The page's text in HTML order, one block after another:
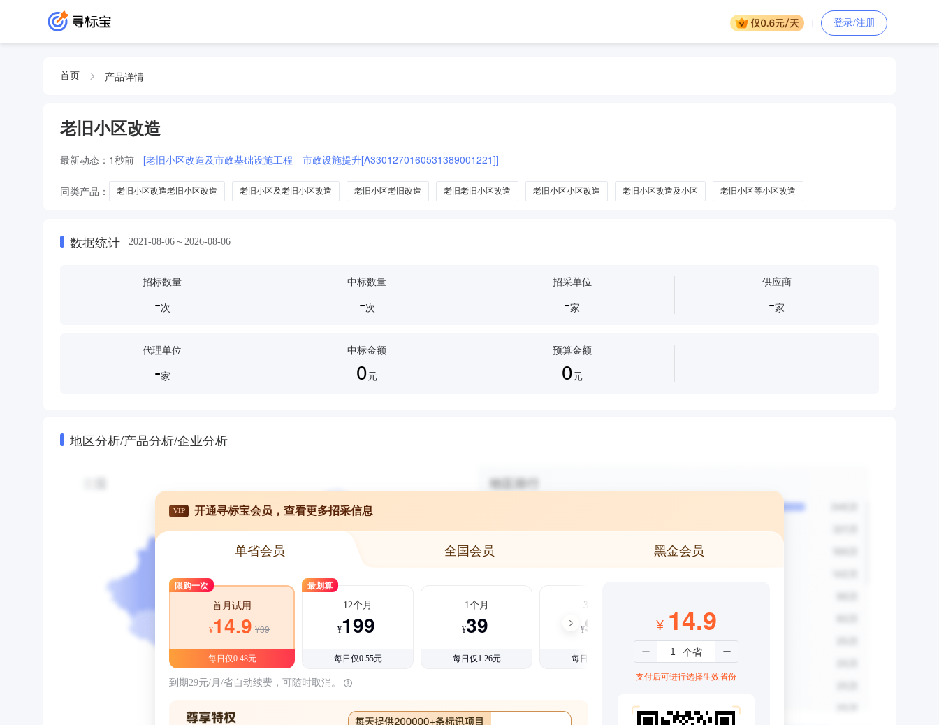
登录/注册
首页 产品详情
老旧小区改造
最新动态： 1秒前 [老旧小区改造及市政基础设施工程—市政设施提升[A3301270160531389001221]]
同类产品： 老旧小区改造老旧小区改造 老旧小区及老旧小区改造 老旧小区老旧改造 老旧老旧小区改造 老旧小区小区改造 老旧小区改造及小区 老旧小区等小区改造
数据统计 2021-08-06～2026-08-06
招标数量
-次
中标数量
-次
招采单位
-家
供应商
-家
代理单位
-家
中标金额
0元
预算金额
0元
地区分析/产品分析/企业分析
VIP 开通寻标宝会员，查看更多招采信息
单省会员 全国会员 黑金会员
限购一次
首月试用
¥14.9 ¥39
每日仅0.48元
最划算
12个月
¥199
每日仅0.55元
1个月
¥39
每日仅1.26元
3个月
¥99
每日仅1.08元
到期29元/月/省自动续费，可随时取消。
¥ 14.9
支付后可进行选择生效省份